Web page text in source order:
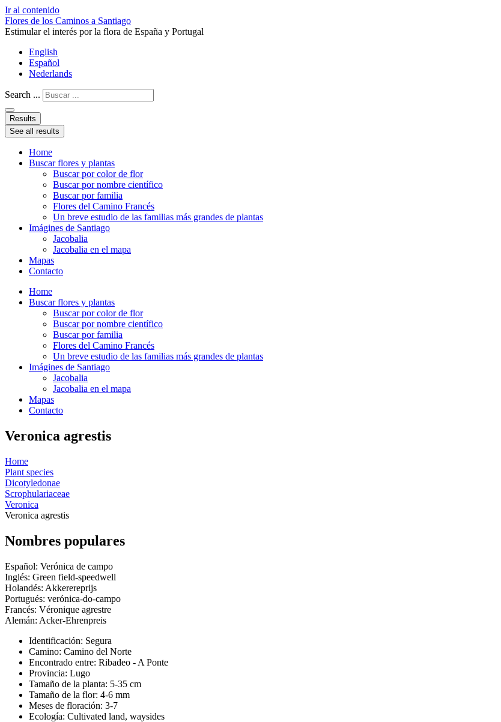
Ir al contenido
Flores de los Caminos a Santiago
Estimular el interés por la flora de España y Portugal
English
Español
Nederlands
Search ...
Results
See all results
Home
Buscar flores y plantas
Buscar por color de flor
Buscar por nombre científico
Buscar por familia
Flores del Camino Francés
Un breve estudio de las familias más grandes de plantas
Imágines de Santiago
Jacobalia
Jacobalia en el mapa
Mapas
Contacto
Home
Buscar flores y plantas
Buscar por color de flor
Buscar por nombre científico
Buscar por familia
Flores del Camino Francés
Un breve estudio de las familias más grandes de plantas
Imágines de Santiago
Jacobalia
Jacobalia en el mapa
Mapas
Contacto
Veronica agrestis
Home
Plant species
Dicotyledonae
Scrophulariaceae
Veronica
Veronica agrestis
Nombres populares
Español: Verónica de campo
Inglés: Green field-speedwell
Holandés: Akkerereprijs
Portugués: verónica-do-campo
Francés: Véronique agrestre
Alemán: Acker-Ehrenpreis
Identificación: Segura
Camino: Camino del Norte
Encontrado entre: Ribadeo - A Ponte
Provincia: Lugo
Tamaño de la planta: 5-35 cm
Tamaño de la flor: 4-6 mm
Meses de floración: 3-7
Ecología: Cultivated land, waysides